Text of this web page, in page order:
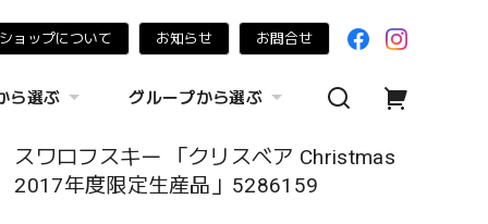
ョップについて お知らせ お問合せ
ら選ぶ グループから選ぶ
スワロフスキー 「クリスベア Christmas
2017年度限定生産品」5286159